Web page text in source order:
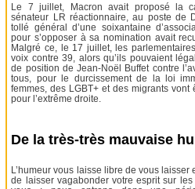
Le 7 juillet, Macron avait proposé la
sénateur LR réactionnaire, au poste de
tollé général d’une soixantaine
pour s’opposer à sa nomination avait
Malgré ce, le 17 juillet, les
voix contre 39, alors qu’ils pouvaient
de position de Jean-Noël Buffet contre
tous, pour le durcissement de la loi
femmes, des LGBT+ et des migrants
pour l’extrême droite.
De la très-très mauvaise
L’humeur vous laisse libre de vous
de laisser vagabonder votre esprit sur